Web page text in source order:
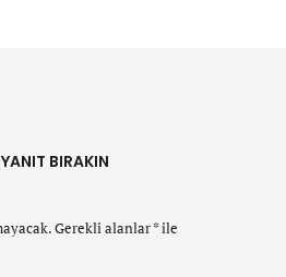
BIRAKIN
Gerekli alanlar*ile